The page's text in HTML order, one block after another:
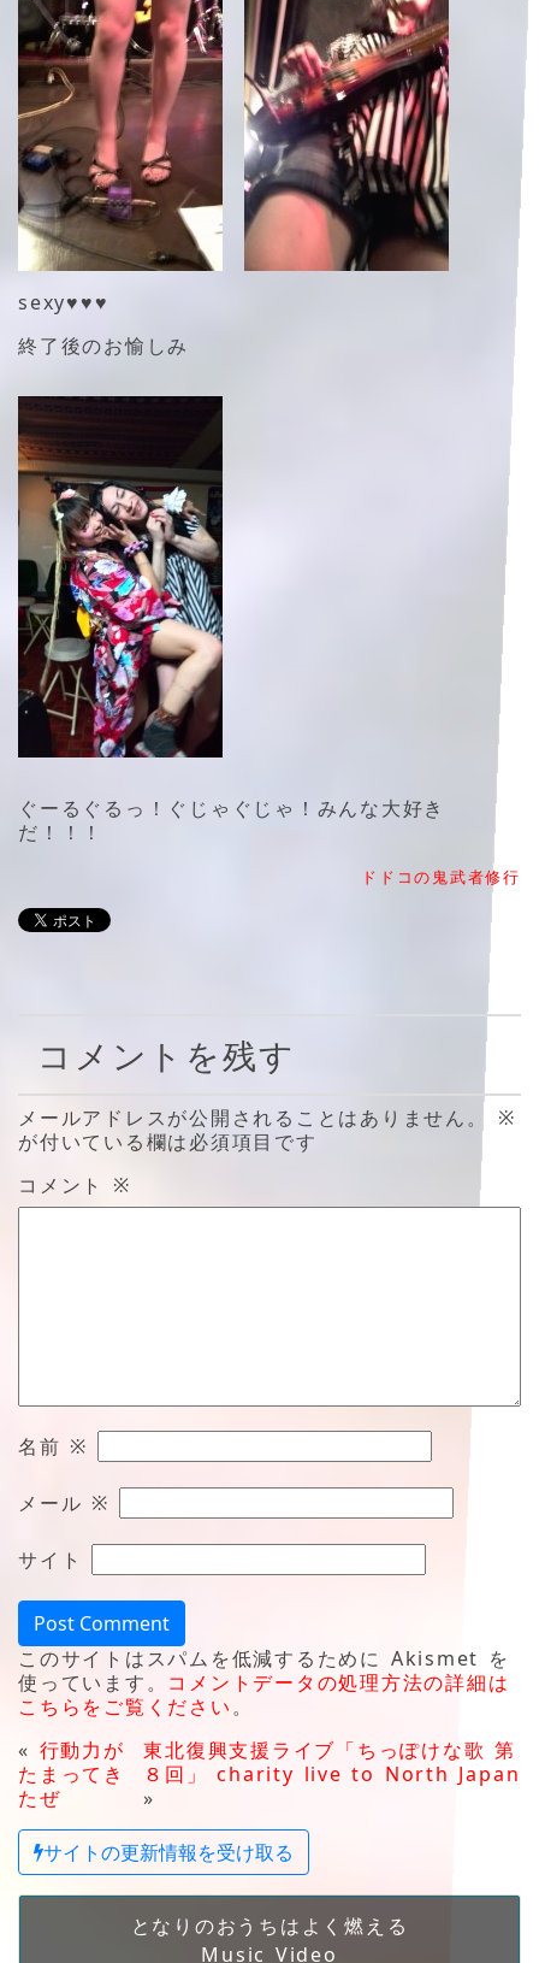
sexy♥♥♥
終了後のお愉しみ
ぐーるぐるっ！ぐじゃぐじゃ！みんな大好き
だ！！！
ドドコの鬼武者修行
コメントを残す
メールアドレスが公開されることはありません。
※
が付いている欄は必須項目です
コメント ※
名前 ※
メール ※
サイト
このサイトはスパムを低減するために Akismet を
使っています。 コメントデータの処理方法の詳細は
こちらをご覧ください。
« 行動力が
たまってき
たぜ
東北復興支援ライブ「ちっぽけな歌 第
８回」 charity live to North Japan
»
サイトの更新情報を受け取る
となりのおうちはよく燃える
Music Video